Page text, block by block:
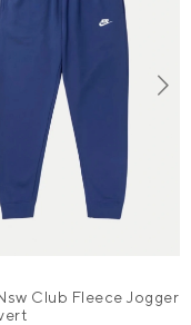
Club Fleece Jogger